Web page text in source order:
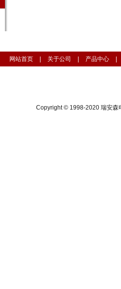
网站首页 关于公司 产品中心
Copyright © 1998-2020 瑞安森